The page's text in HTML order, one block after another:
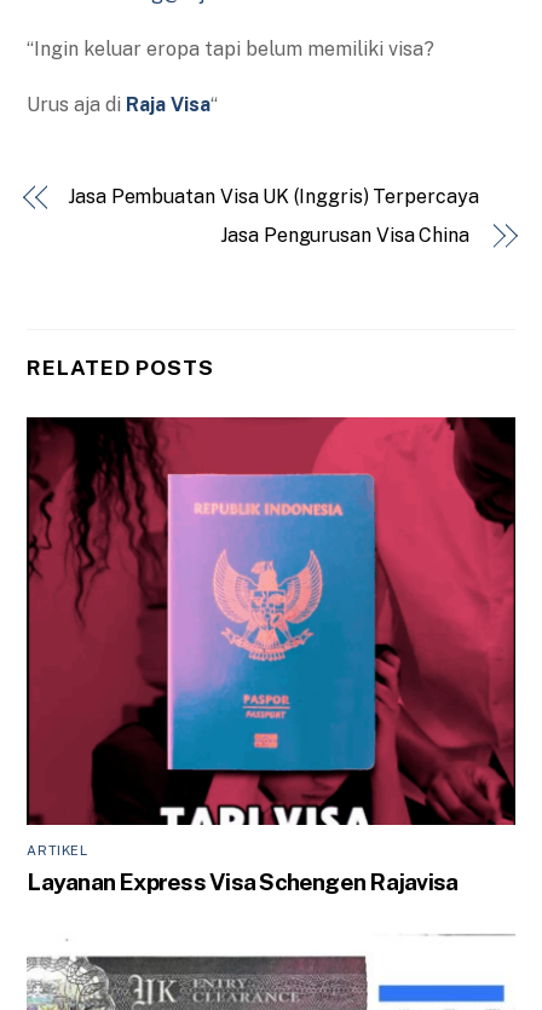
“Ingin keluar eropa tapi belum memiliki visa?
Urus aja di Raja Visa“
Jasa Pembuatan Visa UK (Inggris) Terpercaya
Jasa Pengurusan Visa China
RELATED POSTS
ARTIKEL
Layanan Express Visa Schengen Rajavisa